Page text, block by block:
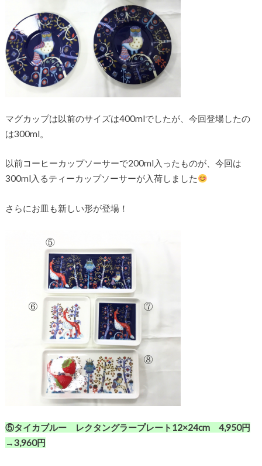
マグカップは以前のサイズは400mlでしたが、今回登場したの
は300ml。
以前コーヒーカップソーサーで200ml入ったものが、今回は
300ml入るティーカップソーサーが入荷しました
さらにお皿も新しい形が登場！
⑤タイカブルー レクタングラープレート12×24cm 4,950円
→3,960円